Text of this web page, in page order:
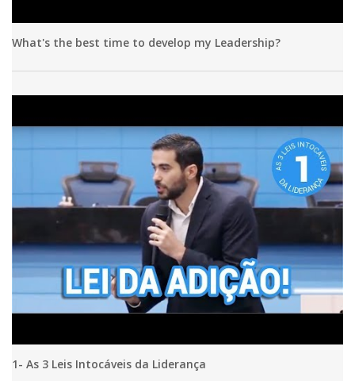
What's the best time to develop my Leadership?
1- As 3 Leis Intocáveis da Liderança